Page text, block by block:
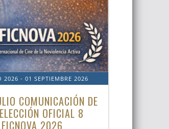
2026 - 01 SEPTIEMBRE 2026
COMUNICACIÓN DE
OFICIAL 8
FICNOVA 2026